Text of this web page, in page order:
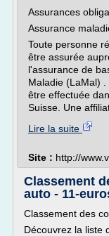
Assurances
Assurance
Toute personne
être assurée
l'assurance de
Maladie (LaMal)
être effectuée
Suisse. Une
Lire la suite
Site : http://
Classement
auto - 11-
Classement des
Découvrez la liste